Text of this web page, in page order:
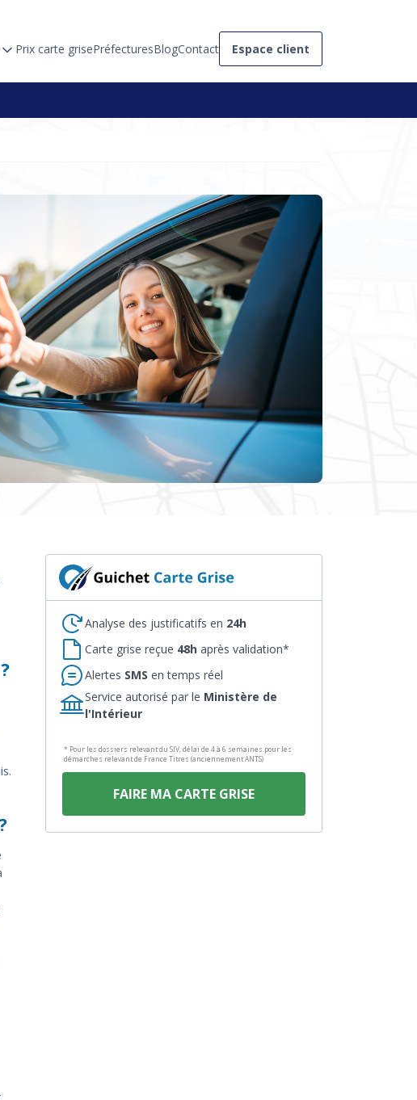
Prix carte grisePréfecturesBlogContact Espace client
Analyse des justificatifs en 24h
Carte grise reçue 48haprès validation*
Alertes SMS en temps réel
Service autorisé par le Ministère de
l'Intérieur
* Pour les dossiers relevant du SIV, délai de 4 à 6 semaines pour les
démarches relevant de France Titres (anciennement ANTS)
FAIRE MA CARTE GRISE